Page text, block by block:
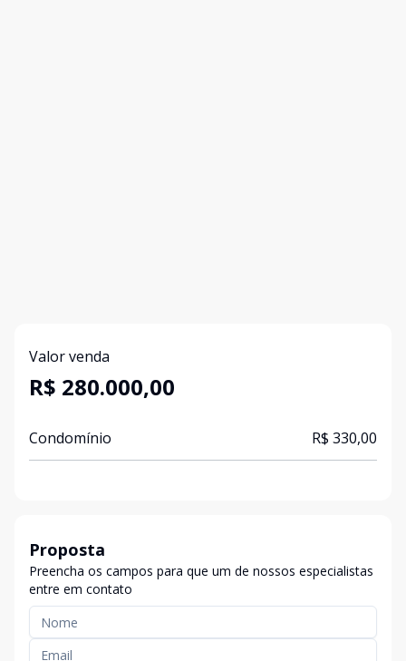
Valor venda
R$ 280.000,00
Condomínio R$ 330,00
Proposta
Preencha os campos para que um de nossos especialistas
entre em contato